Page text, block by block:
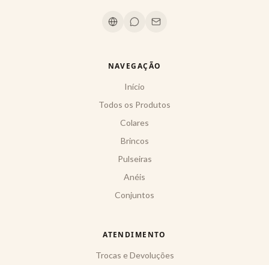
NAVEGAÇÃO
Início
Todos os Produtos
Colares
Brincos
Pulseiras
Anéis
Conjuntos
ATENDIMENTO
Trocas e Devoluções